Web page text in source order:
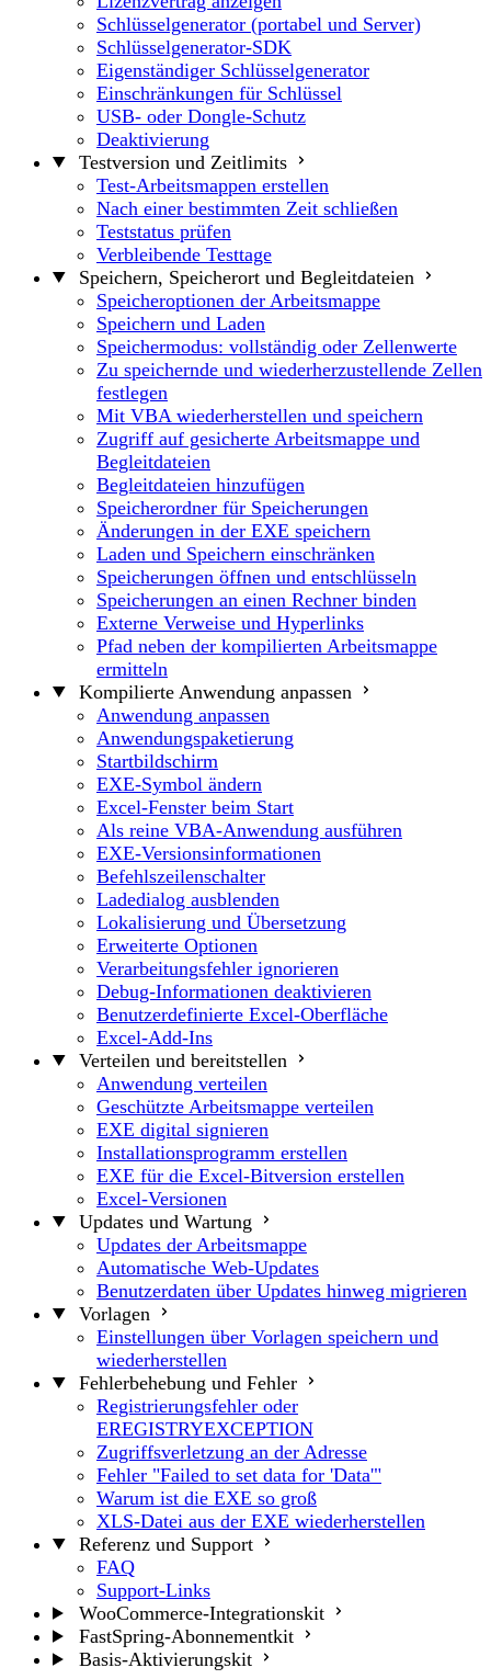
Schlüsselgenerator (portabel und Server)
Schlüsselgenerator-SDK
Eigenständiger Schlüsselgenerator
Einschränkungen für Schlüssel
USB- oder Dongle-Schutz
Deaktivierung
Testversion und Zeitlimits
Test-Arbeitsmappen erstellen
Nach einer bestimmten Zeit schließen
Teststatus prüfen
Verbleibende Testtage
Speichern, Speicherort und Begleitdateien
Speicheroptionen der Arbeitsmappe
Speichern und Laden
Speichermodus: vollständig oder Zellenwerte
Zu speichernde und wiederherzustellende Zellen
festlegen
Mit VBA wiederherstellen und speichern
Zugriff auf gesicherte Arbeitsmappe und
Begleitdateien
Begleitdateien hinzufügen
Speicherordner für Speicherungen
Änderungen in der EXE speichern
Laden und Speichern einschränken
Speicherungen öffnen und entschlüsseln
Speicherungen an einen Rechner binden
Externe Verweise und Hyperlinks
Pfad neben der kompilierten Arbeitsmappe
ermitteln
Kompilierte Anwendung anpassen
Anwendung anpassen
Anwendungspaketierung
Startbildschirm
EXE-Symbol ändern
Excel-Fenster beim Start
Als reine VBA-Anwendung ausführen
EXE-Versionsinformationen
Befehlszeilenschalter
Ladedialog ausblenden
Lokalisierung und Übersetzung
Erweiterte Optionen
Verarbeitungsfehler ignorieren
Debug-Informationen deaktivieren
Benutzerdefinierte Excel-Oberfläche
Excel-Add-Ins
Verteilen und bereitstellen
Anwendung verteilen
Geschützte Arbeitsmappe verteilen
EXE digital signieren
Installationsprogramm erstellen
EXE für die Excel-Bitversion erstellen
Excel-Versionen
Updates und Wartung
Updates der Arbeitsmappe
Automatische Web-Updates
Benutzerdaten über Updates hinweg migrieren
Vorlagen
Einstellungen über Vorlagen speichern und
wiederherstellen
Fehlerbehebung und Fehler
Registrierungsfehler oder
EREGISTRYEXCEPTION
Zugriffsverletzung an der Adresse
Fehler "Failed to set data for 'Data'"
Warum ist die EXE so groß
XLS-Datei aus der EXE wiederherstellen
Referenz und Support
FAQ
Support-Links
WooCommerce-Integrationskit
FastSpring-Abonnementkit
Basis-Aktivierungskit